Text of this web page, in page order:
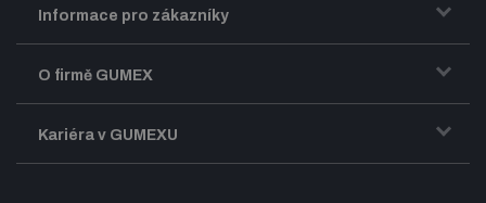
Informace pro zákazníky
Doprava a zasílání zboží
O firmě GUMEX
Představení firmy GUMEX
Kariéra v GUMEXU